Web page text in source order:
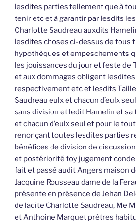
lesdites parties tellement que à
tenir etc et à garantir par lesdits
Charlotte Saudreau auxdits
lesdites choses ci-dessus de tous
hypothèques et empeschements
les jouissances du jour et feste de
et aux dommages obligent
respectivement etc et lesdits
Saudreau eulx et chacun d’eulx
sans division et ledit Hamelin et sa
et chacun d’eulx seul et pour le
renonçant toutes lesdites parties
bénéfices de division de
et postériorité foy jugement
fait et passé audit Angers maison
Jacquine Rousseau dame de la
présente en présence de Jehan
de ladite Charlotte Saudreau, Me
et Anthoine Marquet prêtres